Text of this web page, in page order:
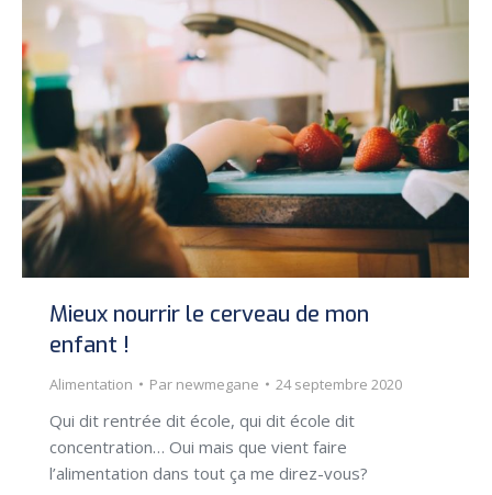
Mieux nourrir le cerveau de mon
enfant !
Alimentation Par newmegane 24 septembre 2020
Qui dit rentrée dit école, qui dit école dit
concentration… Oui mais que vient faire
l’alimentation dans tout ça me direz-vous?